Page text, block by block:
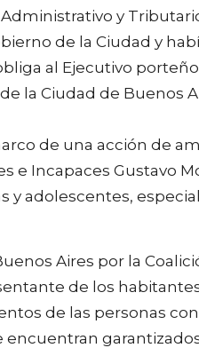
y
de la Ciudad y
al Ejecutivo
la Ciudad de Buenos
de una acción de
e Incapaces Gustavo
y adolescentes,
Aires por la
de los
de las personas